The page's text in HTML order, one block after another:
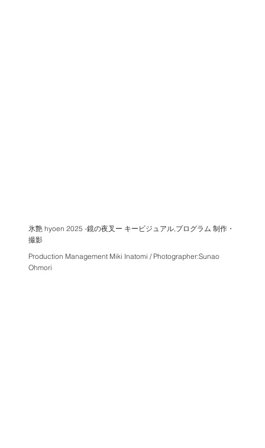
氷艶 hyoen 2025 -鏡の夜叉ー キービジュアル,プログラム 制作・
撮影
Production Management Miki Inatomi / Photographer:Sunao
Ohmori